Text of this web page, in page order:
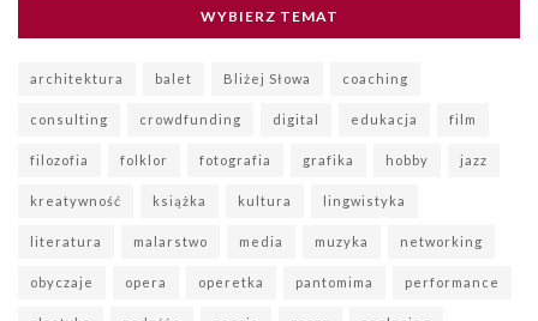
WYBIERZ TEMAT
architektura balet Bliżej Słowa coaching
consulting crowdfunding digital edukacja film
filozofia folklor fotografia grafika hobby jazz
kreatywność książka kultura lingwistyka
literatura malarstwo media muzyka networking
obyczaje opera operetka pantomima performance